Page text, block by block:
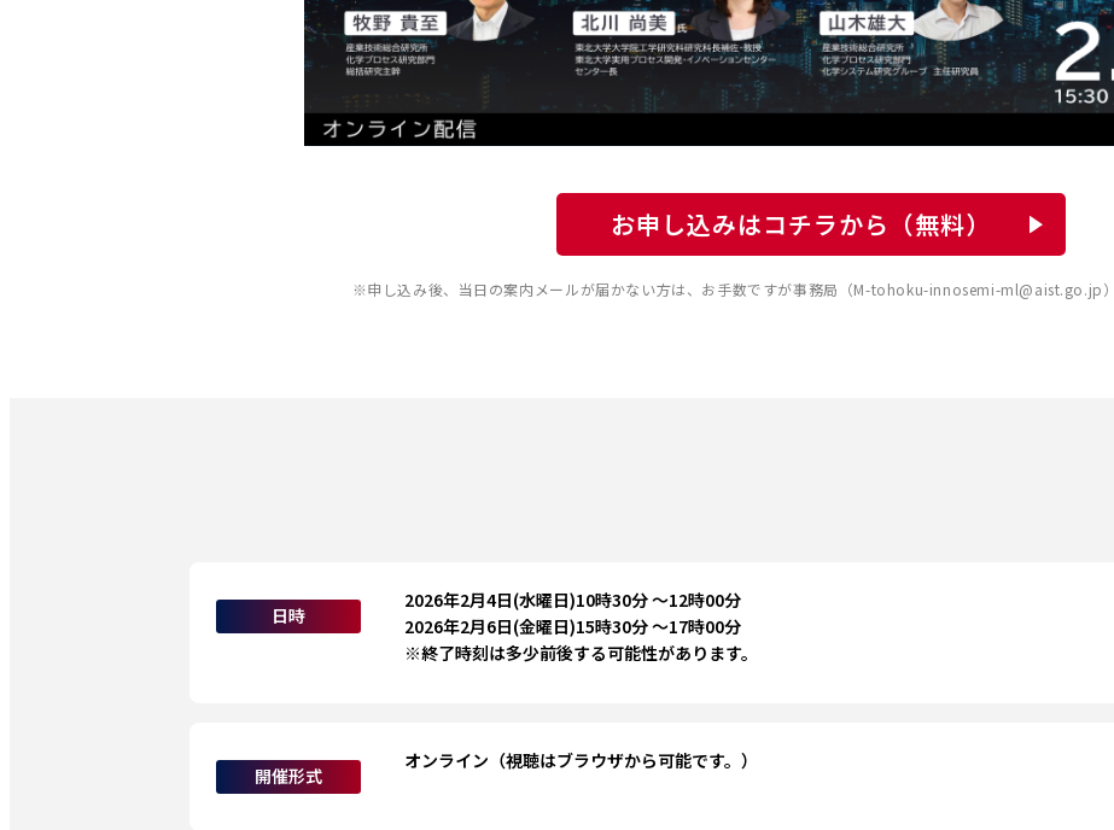
お申し込みはコチラから（無料）
※申し込み後、当日の案内メールが届かない方は、お手数ですが事務局（M-tohoku-innosemi-ml@aist.go.jp）
日時
2026年2月4日(水曜日)10時30分 ～12時00分
2026年2月6日(金曜日)15時30分 ～17時00分
※終了時刻は多少前後する可能性があります。
開催形式
オンライン（視聴はブラウザから可能です。）